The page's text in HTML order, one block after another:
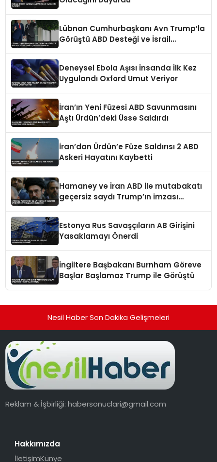
Lübnan Cumhurbaşkanı Avn Trump’la
Görüştü ABD Desteği ve İsrail
Deneysel Ebola Aşısı İnsanda İlk Kez
Uygulandı Oxford Umut Veriyor
İran’ın Yeni Füzesi ABD Savunmasını
Aştı Ürdün’deki Üsse Saldırdı
İran’dan Ürdün’e Füze Saldırısı 2 ABD
Askeri Hayatını Kaybetti
Hamaney ve İran ABD ile mutabakatı
geçersiz saydı Trump’ın imzası
Estonya Rus Savaşçıların AB Girişini
Yasaklamayı Önerdi
İngiltere Başbakanı Burnham Göreve
Başlar Başlamaz Trump ile Görüştü
Nesil Haber Son Dakika Gelişmeleri
Reklam & İşbirliği:habersonuclari@gmail.com
Hakkımızda
İletişimKünye